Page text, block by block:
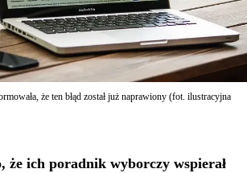
że ten błąd został już naprawiony (fot. ilustracyjna
że ich poradnik wyborczy wspierał